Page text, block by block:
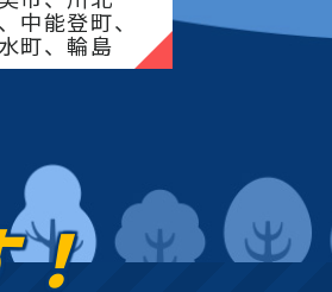
中能登町、
町、輪島
地域